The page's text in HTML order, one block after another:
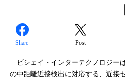
Share Post
ビシェイ・インターテクノロジー
の中距離近接検出に対応する、近接